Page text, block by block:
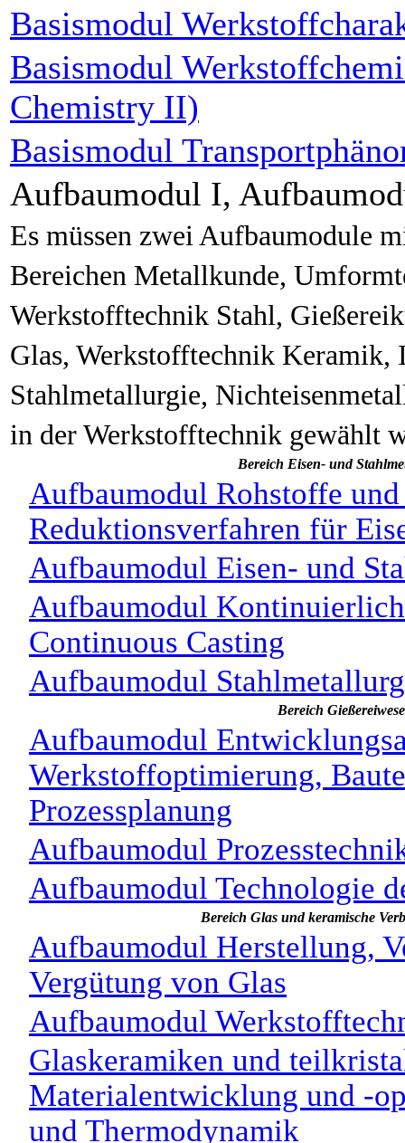
Basismodul
Basismodul
Chemistry II)
Basismodul
Aufbaumodul I,
Es müssen zwei Aufbaumodule
Bereichen Metallkunde,
Werkstofftechnik Stahl,
Glas, Werkstofftechnik Keramik,
Stahlmetallurgie,
in der Werkstofftechnik gewählt
Bereich Eisen- und
Aufbaumodul Rohstoffe
Reduktionsverfahren für
Aufbaumodul Eisen- und
Aufbaumodul
Continuous Casting
Aufbaumodul
Bereich
Aufbaumodul
Werkstoffoptimierung,
Prozessplanung
Aufbaumodul
Aufbaumodul Technologie
Bereich Glas und keramische
Aufbaumodul Herstellung,
Vergütung von Glas
Aufbaumodul
Glaskeramiken und
Materialentwicklung und -
und Thermodynamik